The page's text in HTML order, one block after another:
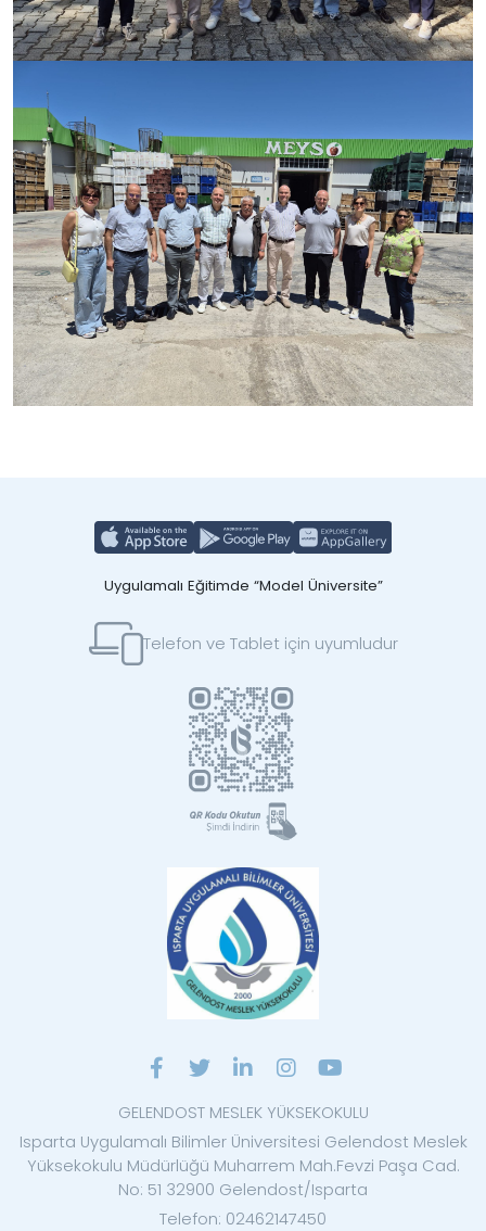
Uygulamalı Eğitimde “Model Üniversite”
Telefon ve Tablet için uyumludur
GELENDOST MESLEK YÜKSEKOKULU
Isparta Uygulamalı Bilimler Üniversitesi Gelendost Meslek
Yüksekokulu Müdürlüğü Muharrem Mah.Fevzi Paşa Cad.
No: 51 32900 Gelendost/Isparta
Telefon: 02462147450